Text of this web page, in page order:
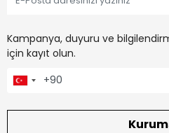
Kampanya, duyuru ve
için kayıt olun.